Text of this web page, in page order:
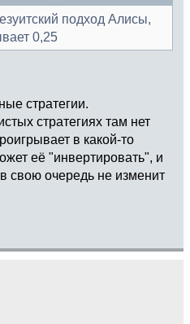
подход Алисы,
0,25
стратегии.
стратегиях там нет
в какой-то
её "инвертировать", и
свою очередь не изменит